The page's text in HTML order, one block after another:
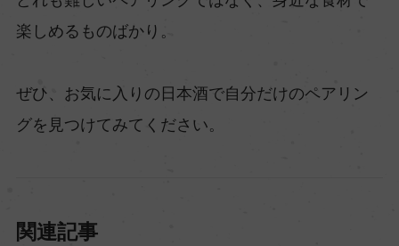
楽しめるものばかり。
ぜひ、お気に入りの日本酒で自分だけのペアリン
グを見つけてみてください。
関連記事